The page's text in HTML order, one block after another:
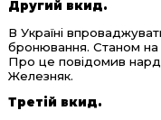
Другий вкид.
В Україні
бронювання. Станом на
Про це повідомив
Железняк.
Третій вкид.